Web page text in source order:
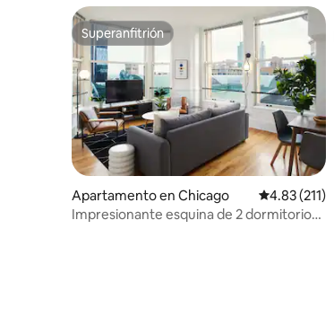
Superanfitrión
Superanfitrión
Apartamento en Chicago Calificación
4.83 (211)
Impresionante esquina de 2 dormitorios